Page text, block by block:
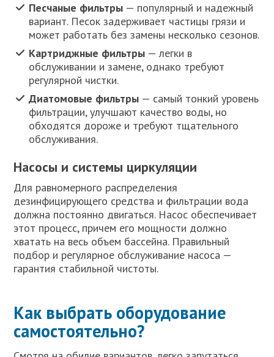
Песчаные фильтры — популярный и надежный
вариант. Песок задерживает частицы грязи и
может работать без замены несколько сезонов.
Картриджные фильтры — легки в
обслуживании и замене, однако требуют
регулярной чистки.
Диатомовые фильтры — самый тонкий уровень
фильтрации, улучшают качество воды, но
обходятся дороже и требуют тщательного
обслуживания.
Насосы и системы циркуляции
Для равномерного распределения
дезинфицирующего средства и фильтрации вода
должна постоянно двигаться. Насос обеспечивает
этот процесс, причем его мощности должно
хватать на весь объем бассейна. Правильный
подбор и регулярное обслуживание насоса —
гарантия стабильной чистоты.
Как выбрать оборудование
самостоятельно?